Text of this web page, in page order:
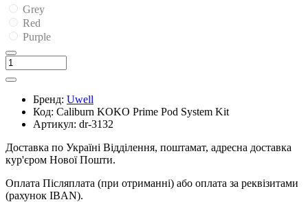
Grey
Red
Purple
Бренд: Uwell
Код: Caliburn KOKO Prime Pod System Kit
Артикул: dr-3132
Доставка по Україні Відділення, поштамат, адресна доставка
кур'єром Нової Пошти.
Оплата Післяплата (при отриманні) або оплата за реквізитами
(рахунок IBAN).